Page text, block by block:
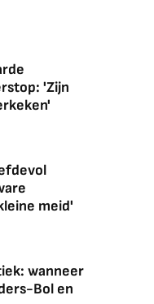
'Zijn
meid'
wanneer
Bol en